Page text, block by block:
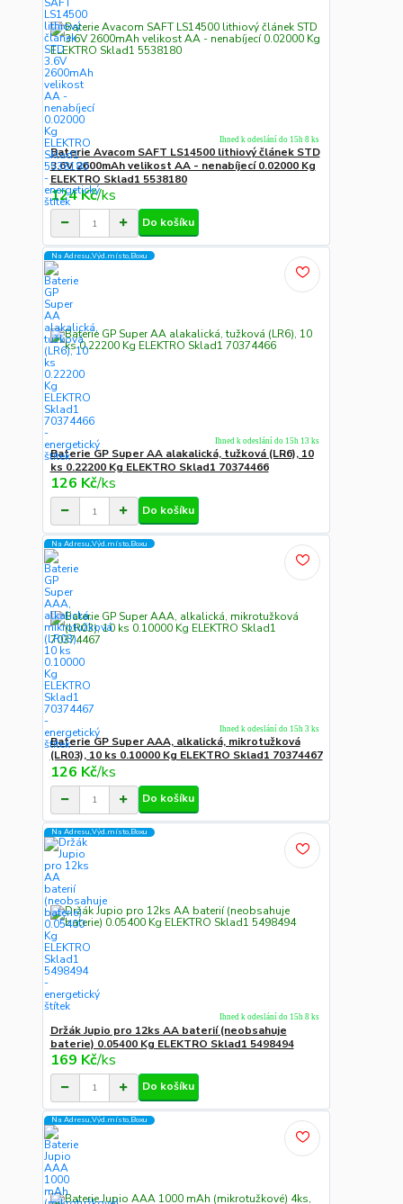
Baterie Avacom SAFT LS14500 lithiový článek STD
3.6V 2600mAh velikost AA - nenabíjecí 0.02000 Kg
ELEKTRO Sklad1 5538180
124 Kč/ks
Ihned k odeslání do 15h 8 ks
Do košíku
Na Adresu,Výd.místo,Boxu
Baterie GP Super AA alakalická, tužková (LR6), 10
ks 0.22200 Kg ELEKTRO Sklad1 70374466
126 Kč/ks
Ihned k odeslání do 15h 13 ks
Do košíku
Na Adresu,Výd.místo,Boxu
Baterie GP Super AAA, alkalická, mikrotužková
(LR03), 10 ks 0.10000 Kg ELEKTRO Sklad1 70374467
126 Kč/ks
Ihned k odeslání do 15h 3 ks
Do košíku
Na Adresu,Výd.místo,Boxu
Držák Jupio pro 12ks AA baterií (neobsahuje
baterie) 0.05400 Kg ELEKTRO Sklad1 5498494
169 Kč/ks
Ihned k odeslání do 15h 8 ks
Do košíku
Na Adresu,Výd.místo,Boxu